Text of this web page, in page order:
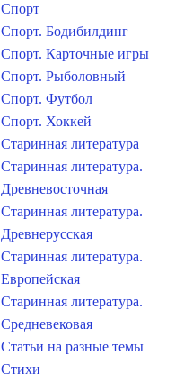
Спорт
Спорт. Бодибилдинг
Спорт. Карточные игры
Спорт. Рыболовный
Спорт. Футбол
Спорт. Хоккей
Старинная литература
Старинная литература.
Древневосточная
Старинная литература.
Древнерусская
Старинная литература.
Европейская
Старинная литература.
Средневековая
Статьи на разные темы
Стихи